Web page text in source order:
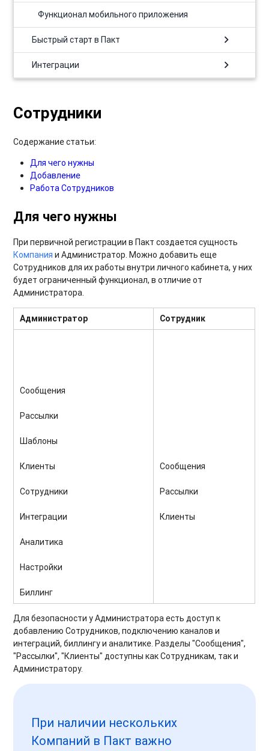
Функционал мобильного приложения
Быстрый старт в Пакт chevron_right
Интеграции chevron_right
Сотрудники
Содержание статьи:
Для чего нужны
Добавление
Работа Сотрудников
Для чего нужны
При первичной регистрации в Пакт создается сущность
Компания и Администратор. Можно добавить еще
Сотрудников для их работы внутри личного кабинета, у них
будет ограниченный функционал, в отличие от
Администратора.
Администратор Сотрудник
Сообщения
Рассылки
Шаблоны
Клиенты
Сотрудники
Интеграции
Аналитика
Настройки
Биллинг
Сообщения
Рассылки
Клиенты
Для безопасности у Администратора есть доступ к
добавлению Сотрудников, подключению каналов и
интеграций, биллингу и аналитике. Разделы "Сообщения",
"Рассылки", "Клиенты" доступны как Сотрудникам, так и
Администратору.
При наличии нескольких
Компаний в Пакт важно